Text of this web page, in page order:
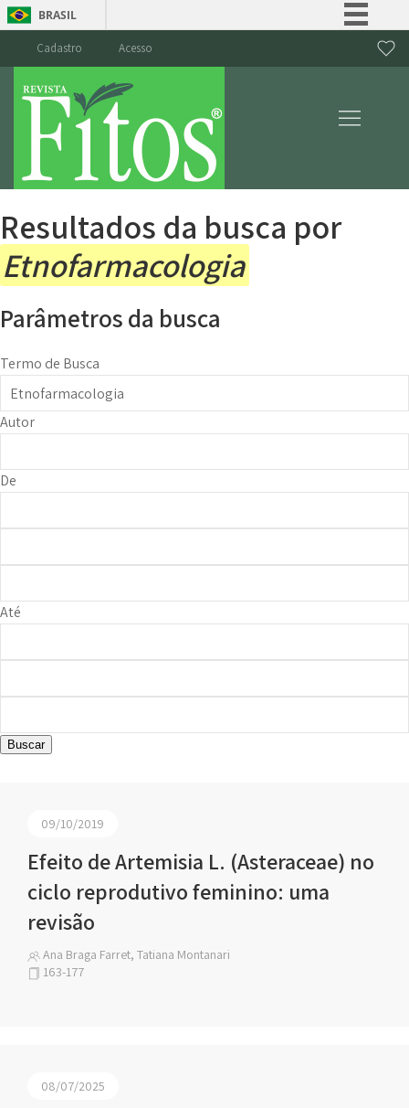
BRASIL
Canais
Cadastro Acesso
Resultados da busca por
Etnofarmacologia
Parâmetros da busca
Termo de Busca
Autor
De
Até
Buscar
09/10/2019
Efeito de Artemisia L. (Asteraceae) no
ciclo reprodutivo feminino: uma
revisão
Ana Braga Farret, Tatiana Montanari
163-177
08/07/2025